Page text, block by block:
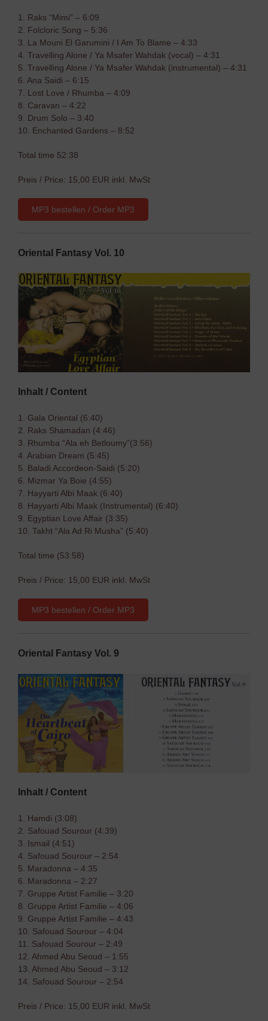
1. Raks “Mimi” – 6:09
2. Folcloric Song – 5:36
3. La Mouni El Garumini / I Am To Blame – 4:33
4. Travelling Alone / Ya Msafer Wahdak (vocal) – 4:31
5. Travelling Alone / Ya Msafer Wahdak (instrumental) – 4:31
6. Ana Saidi – 6:15
7. Lost Love / Rhumba – 4:09
8. Caravan – 4:22
9. Drum Solo – 3:40
10. Enchanted Gardens – 8:52
Total time 52:38
Preis / Price: 15,00 EUR inkl. MwSt
MP3 bestellen / Order MP3
Oriental Fantasy Vol. 10
Inhalt / Content
1. Gala Oriental (6:40)
2. Raks Shamadan (4:46)
3. Rhumba “Ala eh Betloumy”(3:56)
4. Arabian Dream (5:45)
5. Baladi Accordeon-Saidi (5:20)
6. Mizmar Ya Boie (4:55)
7. Hayyarti Albi Maak (6:40)
8. Hayyarti Albi Maak (Instrumental) (6:40)
9. Egyptian Love Affair (3:35)
10. Takht “Ala Ad Ri Musha” (5:40)
Total time (53:58)
Preis / Price: 15,00 EUR inkl. MwSt
MP3 bestellen / Order MP3
Oriental Fantasy Vol. 9
Inhalt / Content
1. Hamdi (3:08)
2. Safouad Sourour (4:39)
3. Ismail (4:51)
4. Safouad Sourour – 2:54
5. Maradonna – 4:35
6. Maradonna – 2:27
7. Gruppe Artist Familie – 3:20
8. Gruppe Artist Familie – 4:06
9. Gruppe Artist Familie – 4:43
10. Safouad Sourour – 4:04
11. Safouad Sourour – 2:49
12. Ahmed Abu Seoud – 1:55
13. Ahmed Abu Seoud – 3:12
14. Safouad Sourour – 2:54
Preis / Price: 15,00 EUR inkl. MwSt